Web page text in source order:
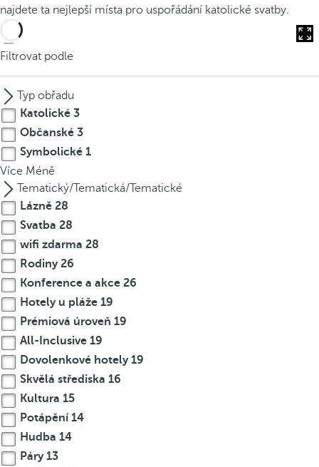
najdete ta nejlepší místa pro uspořádání katolické svatby.
Filtrovat podle
Typ obřadu
Katolické 3
Občanské 3
Symbolické 1
Více Méně
Tematický/Tematická/Tematické
Lázně 28
Svatba 28
wifi zdarma 28
Rodiny26
Konference a akce 26
Hotely u pláže 19
Prémiová úroveň 19
All-Inclusive 19
Dovolenkové hotely19
Skvělá střediska 16
Kultura 15
Potápění14
Hudba 14
Páry13